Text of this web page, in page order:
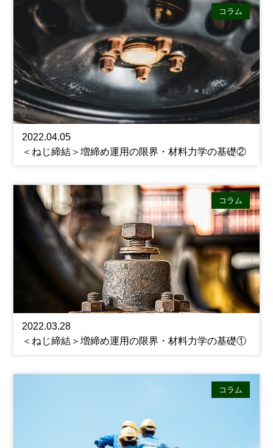
2022.04.05
＜ねじ締結＞増締め運用の限界・材料力学の基礎②
コラム
2022.03.28
＜ねじ締結＞増締め運用の限界・材料力学の基礎①
コラム
コラム